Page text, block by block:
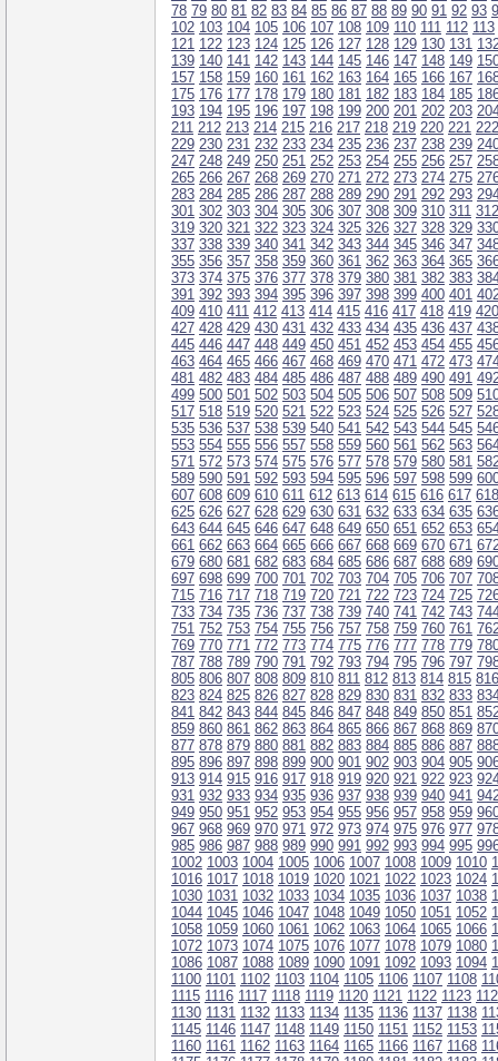
78 79 80 81 82 83 84 85 86 87 88 89 90 91 92 93
102 103 104 105 106 107 108 109 110 111 112 113
121 122 123 124 125 126 127 128 129 130 131
139 140 141 142 143 144 145 146 147 148 149
157 158 159 160 161 162 163 164 165 166 167
175 176 177 178 179 180 181 182 183 184 185
193 194 195 196 197 198 199 200 201 202 203
211 212 213 214 215 216 217 218 219 220 221 222
229 230 231 232 233 234 235 236 237 238 239
247 248 249 250 251 252 253 254 255 256 257
265 266 267 268 269 270 271 272 273 274 275
283 284 285 286 287 288 289 290 291 292 293
301 302 303 304 305 306 307 308 309 310 311 312
319 320 321 322 323 324 325 326 327 328 329
337 338 339 340 341 342 343 344 345 346 347
355 356 357 358 359 360 361 362 363 364 365
373 374 375 376 377 378 379 380 381 382 383
391 392 393 394 395 396 397 398 399 400 401
409 410 411 412 413 414 415 416 417 418 419 420
427 428 429 430 431 432 433 434 435 436 437
445 446 447 448 449 450 451 452 453 454 455
463 464 465 466 467 468 469 470 471 472 473
481 482 483 484 485 486 487 488 489 490 491
499 500 501 502 503 504 505 506 507 508 509
517 518 519 520 521 522 523 524 525 526 527
535 536 537 538 539 540 541 542 543 544 545
553 554 555 556 557 558 559 560 561 562 563
571 572 573 574 575 576 577 578 579 580 581
589 590 591 592 593 594 595 596 597 598 599
607 608 609 610 611 612 613 614 615 616 617 618
625 626 627 628 629 630 631 632 633 634 635
643 644 645 646 647 648 649 650 651 652 653
661 662 663 664 665 666 667 668 669 670 671
679 680 681 682 683 684 685 686 687 688 689
697 698 699 700 701 702 703 704 705 706 707
715 716 717 718 719 720 721 722 723 724 725
733 734 735 736 737 738 739 740 741 742 743
751 752 753 754 755 756 757 758 759 760 761
769 770 771 772 773 774 775 776 777 778 779
787 788 789 790 791 792 793 794 795 796 797
805 806 807 808 809 810 811 812 813 814 815 816
823 824 825 826 827 828 829 830 831 832 833
841 842 843 844 845 846 847 848 849 850 851
859 860 861 862 863 864 865 866 867 868 869
877 878 879 880 881 882 883 884 885 886 887
895 896 897 898 899 900 901 902 903 904 905
913 914 915 916 917 918 919 920 921 922 923
931 932 933 934 935 936 937 938 939 940 941
949 950 951 952 953 954 955 956 957 958 959
967 968 969 970 971 972 973 974 975 976 977
985 986 987 988 989 990 991 992 993 994 995
1002 1003 1004 1005 1006 1007 1008 1009 1010
1016 1017 1018 1019 1020 1021 1022 1023 1024
1030 1031 1032 1033 1034 1035 1036 1037 1038
1044 1045 1046 1047 1048 1049 1050 1051 1052
1058 1059 1060 1061 1062 1063 1064 1065 1066
1072 1073 1074 1075 1076 1077 1078 1079 1080
1086 1087 1088 1089 1090 1091 1092 1093 1094
1100 1101 1102 1103 1104 1105 1106 1107 1108
1115 1116 1117 1118 1119 1120 1121 1122 1123
1130 1131 1132 1133 1134 1135 1136 1137 1138
1145 1146 1147 1148 1149 1150 1151 1152 1153
1160 1161 1162 1163 1164 1165 1166 1167 1168